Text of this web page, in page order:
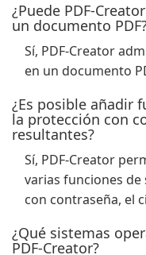
¿Puede PDF-
un documento
Sí, PDF-Creator
en un documento
¿Es posible añadir
la protección con
resultantes?
Sí, PDF-Creator
varias funciones
con contraseña, el
¿Qué sistemas
PDF-Creator?